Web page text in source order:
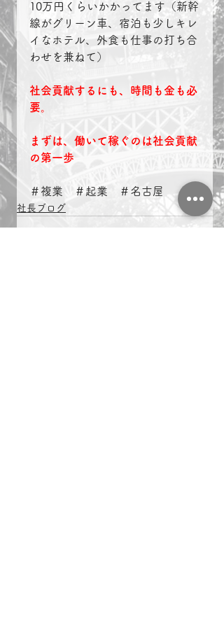
10万円くらいかかってます（新幹
線がグリーン車、宿泊も少しキレ
イなホテル、外食も仕事の打ち合
わせを兼ねて）
社会貢献するにも、時間も金も必
要。
まずは、働いて稼ぐのは社会貢献
の第一歩
＃複業　＃起業　＃名古屋
社長ブログ